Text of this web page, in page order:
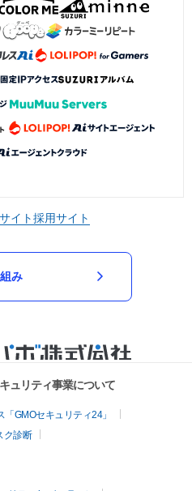
イト採用サイト
み
ュリティ事業について
GMOセキュリティ24」
ク診断